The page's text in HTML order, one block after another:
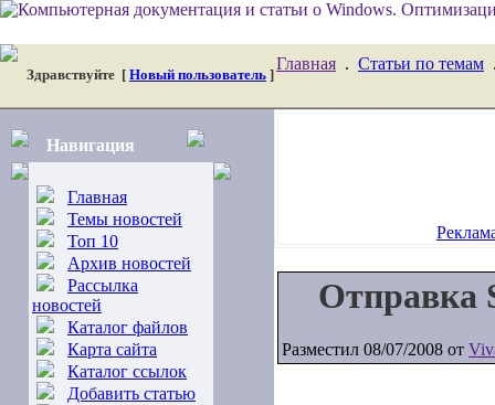
Здравствуйте [ Новый пользователь ]
Главная . Статьи по темам
Навигация
Главная
Темы новостей
Топ 10
Архив новостей
Рассылка
новостей
Каталог файлов
Карта сайта
Каталог ссылок
Добавить статью
Отправка
Разместил 08/07/2008 от